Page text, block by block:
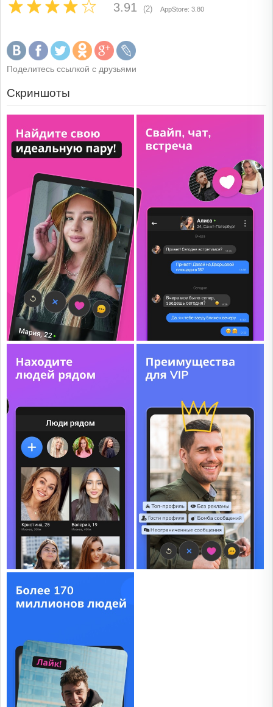
3.91 (2) AppStore: 3.80
Поделитесь ссылкой с друзьями
Скриншоты